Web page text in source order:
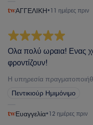
ΑΓΓΕΛΙΚΗ•11 ημέρες πριν
Ολα πολύ ωραια! Ενας
φροντίζουν!
Η υπηρεσία
Πεντικιούρ Ημιμόνιμο
Ευαγγελία•12 ημέρες πριν